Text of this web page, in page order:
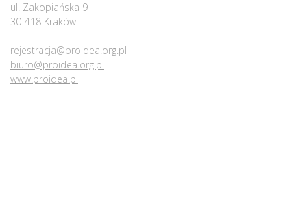
ul. Zakopiańska 9
30-418 Kraków
rejestracja@proidea.org.pl
biuro@proidea.org.pl
www.proidea.pl